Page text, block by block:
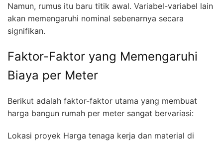
Namun, rumus itu baru titik awal. Variabel-variabel lain
akan memengaruhi nominal sebenarnya secara
signifikan.
Faktor-Faktor yang Memengaruhi
Biaya per Meter
Berikut adalah faktor-faktor utama yang membuat
harga bangun rumah per meter sangat bervariasi:
Lokasi proyek Harga tenaga kerja dan material di